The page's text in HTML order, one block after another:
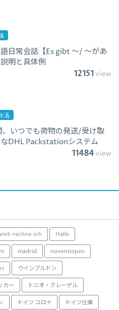
語日常会話【Es gibt ～/ ～があ
明と具体例
12151view
活
、いつでも荷物の発送/受け取
なDHL Packstationシステム
11484view
rechne-ich Halle
madrid noventiopen
ウインブルドン
カー トニオ・クレーゲル
ドイツ コロナ ドイツ仕事